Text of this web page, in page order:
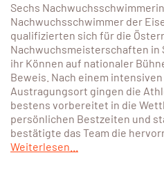
Sechs
Nachwuchsschwimmer der
qualifizierten sich für die
Nachwuchsmeisterschaften in
ihr Können auf nationaler
Beweis. Nach einem
Austragungsort gingen die
bestens vorbereitet in die
persönlichen Bestzeiten und
bestätigte das Team die
Weiterlesen...